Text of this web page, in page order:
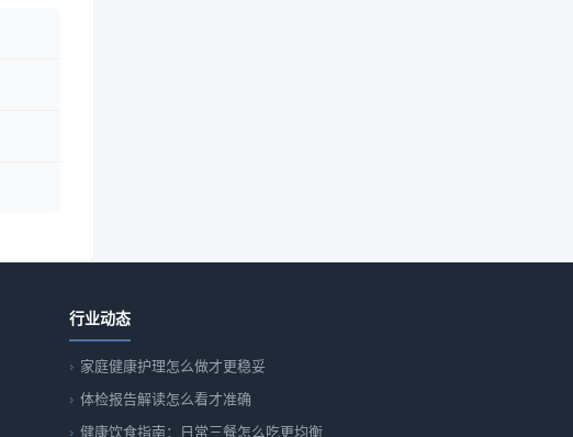
行业动态
家庭健康护理怎么做才更稳妥
体检报告解读怎么看才准确
健康饮食指南：日常三餐怎么吃更均衡